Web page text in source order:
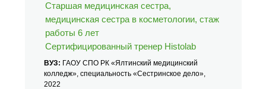
Старшая медицинская сестра,
медицинская сестра в косметологии, стаж
работы 6 лет
Сертифицированный тренер Histolab
ВУЗ: ГАОУ СПО РК «Ялтинский медицинский
колледж», специальность «Сестринское дело»,
2022